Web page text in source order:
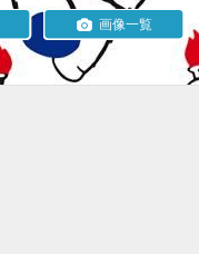
画像一覧